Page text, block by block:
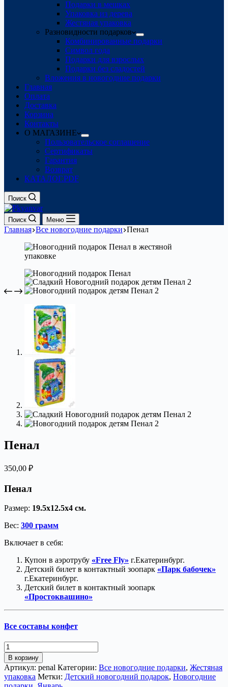
Подарки в мешках
Упаковка из дерева
Жестяная упаковка
Разновидности подарков
Комбинированные подарки
Символ года
Подарки для взрослых
Подарки без сладостей
Вложения в новогодние подарки
Главная
Оплата
Доставка
Корзина
Контакты
О МАГАЗИНЕ
Пользовательское соглашение
Сертификаты
Гарантия
Возврат
КАТАЛОГ.PDF
Поиск
Поиск Меню
Главная Все новогодние подарки Пенал
Пенал
350,00 ₽
Пенал
Размер: 19.5х12.5х4 см.
Вес: 300 грамм
Включает в себя:
Купон в аэротрубу «Free Fly» г.Екатеринбург.
Детский билет в контактный зоопарк «Парк бабочек»
г.Екатеринбург.
Детский билет в контактный зоопарк
«Простоквашино»
Все составы конфет
Количество
товара
Пенал
В корзину
Артикул: penal Категории: Все новогодние подарки, Жестяная
упаковка Метки: Детский новогодний подарок, Новогодние